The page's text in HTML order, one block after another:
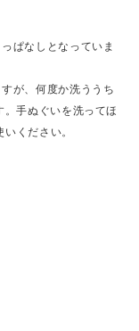
ぱなしとなっていま
が、何度か洗ううち
手ぬぐいを洗ってほ
ください。